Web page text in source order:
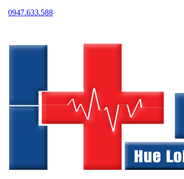
0947.633.588